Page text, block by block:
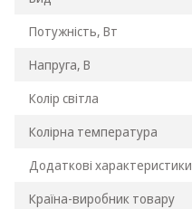
Потужність, Вт
Напруга, В
Колір світла
Колірна температура
Додаткові характеристики
Країна-виробник товару